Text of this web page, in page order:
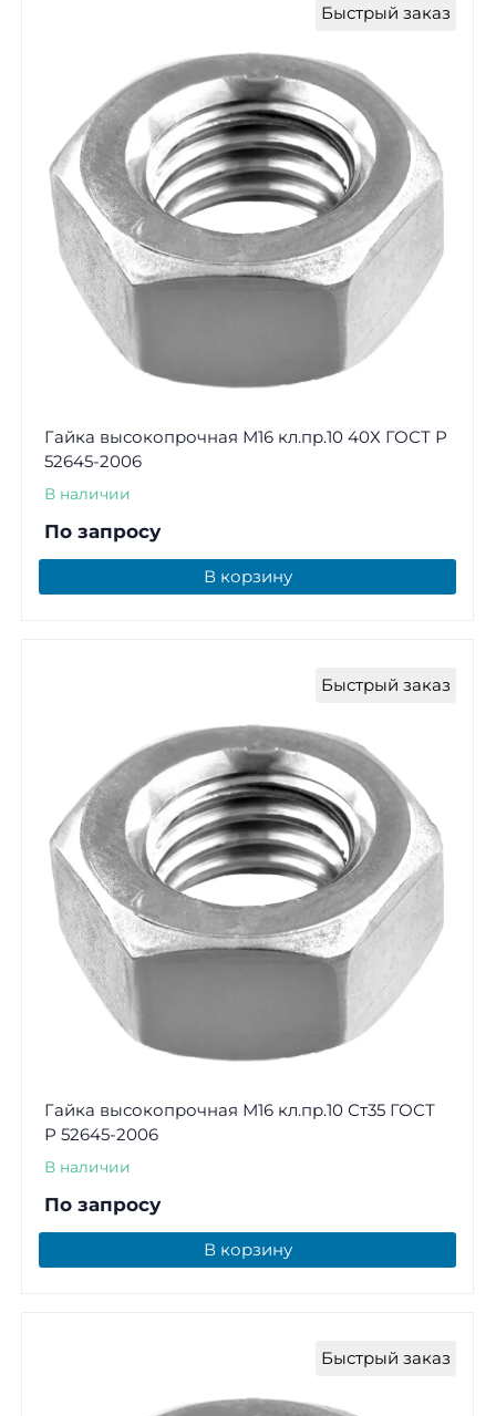
Быстрый заказ
Гайка высокопрочная М16 кл.пр.10 40Х ГОСТ Р
52645-2006
В наличии
По запросу
В корзину
Быстрый заказ
Гайка высокопрочная М16 кл.пр.10 Ст35 ГОСТ
Р 52645-2006
В наличии
По запросу
В корзину
Быстрый заказ